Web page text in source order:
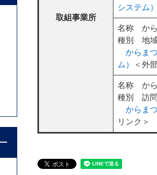
取組事業所
システム）
名称 から
種別 地域
からま
ム）
＜外
名称 から
種別 訪
からま
リンク＞